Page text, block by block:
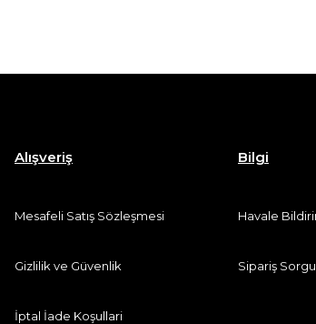
Alışveriş
Mesafeli Satış Sözleşmesi
Gizlilik ve Güvenlik
İptal İade Koşullari
Bilgi
Havale
Sipariş